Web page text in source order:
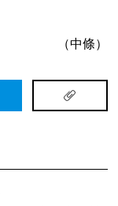
（中條）